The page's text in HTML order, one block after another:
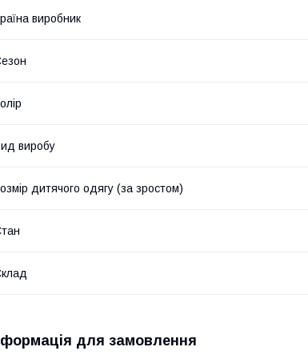
виробник
виробу
дитячого одягу (за зростом)
для замовлення